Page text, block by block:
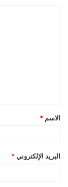
ق
*
الاسم *
البريد الإلكتروني *